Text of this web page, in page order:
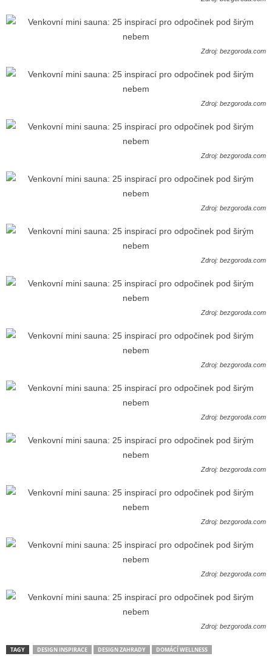
Zdroj: bezgoroda.com
Zdroj: bezgoroda.com
Zdroj: bezgoroda.com
Zdroj: bezgoroda.com
Zdroj: bezgoroda.com
Zdroj: bezgoroda.com
Zdroj: bezgoroda.com
Zdroj: bezgoroda.com
Zdroj: bezgoroda.com
Zdroj: bezgoroda.com
Zdroj: bezgoroda.com
Zdroj: bezgoroda.com
TAGY DESIGN INSPIRACE DESIGN ZAHRADY
DOMÁCÍ WELLNESS